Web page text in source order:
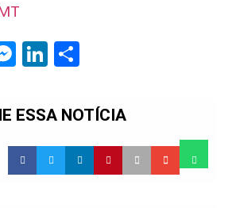
Messenger
LinkedIn
ESSA NOTÍCIA